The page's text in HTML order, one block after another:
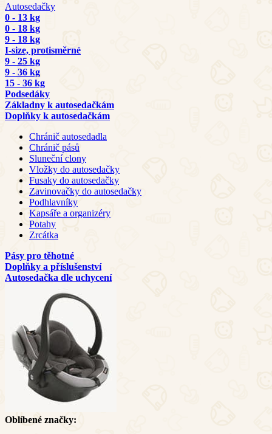
Autosedačky
0 - 13 kg
0 - 18 kg
9 - 18 kg
I-size, protisměrné
9 - 25 kg
9 - 36 kg
15 - 36 kg
Podsedáky
Základny k autosedačkám
Doplňky k autosedačkám
Chránič autosedadla
Chránič pásů
Sluneční clony
Vložky do autosedačky
Fusaky do autosedačky
Zavinovačky do autosedačky
Podhlavníky
Kapsáře a organizéry
Potahy
Zrcátka
Pásy pro těhotné
Doplňky a příslušenství
Autosedačka dle uchycení
Oblíbené značky: